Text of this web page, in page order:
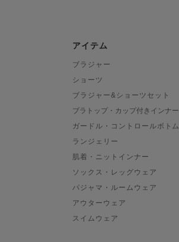
アイテム
ブラジャー
ショーツ
ブラジャー&ショーツセット
ブラトップ・カップ付きインナー
ガードル・コントロールボトム
ランジェリー
肌着・ニットインナー
ソックス・レッグウェア
パジャマ・ルームウェア
アウターウェア
スイムウェア